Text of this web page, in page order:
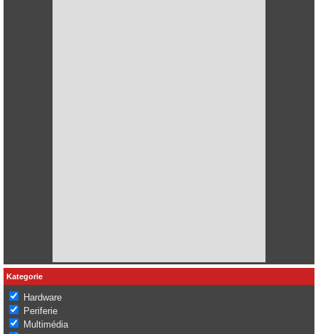
Kategorie
Hardware
Periferie
Multimédia